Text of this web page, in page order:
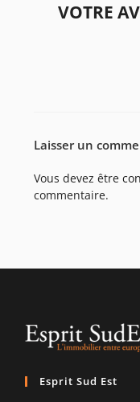
VOTRE
Laisser un
Vous devez être
commentaire.
Esprit Sud Est